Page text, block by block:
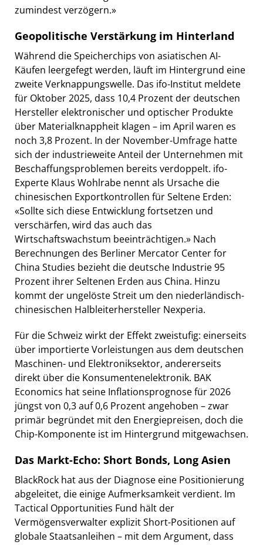
zumindest verzögern.»
Geopolitische Verstärkung im Hinterland
Während die Speicherchips von asiatischen AI-
Käufen leergefegt werden, läuft im Hintergrund eine
zweite Verknappungswelle. Das ifo-Institut meldete
für Oktober 2025, dass 10,4 Prozent der deutschen
Hersteller elektronischer und optischer Produkte
über Materialknappheit klagen – im April waren es
noch 3,8 Prozent. In der November-Umfrage hatte
sich der industrieweite Anteil der Unternehmen mit
Beschaffungsproblemen bereits verdoppelt. ifo-
Experte Klaus Wohlrabe nennt als Ursache die
chinesischen Exportkontrollen für Seltene Erden:
«Sollte sich diese Entwicklung fortsetzen und
verschärfen, wird das auch das
Wirtschaftswachstum beeinträchtigen.» Nach
Berechnungen des Berliner Mercator Center for
China Studies bezieht die deutsche Industrie 95
Prozent ihrer Seltenen Erden aus China. Hinzu
kommt der ungelöste Streit um den niederländisch-
chinesischen Halbleiterhersteller Nexperia.
Für die Schweiz wirkt der Effekt zweistufig: einerseits
über importierte Vorleistungen aus dem deutschen
Maschinen- und Elektroniksektor, andererseits
direkt über die Konsumentenelektronik. BAK
Economics hat seine Inflationsprognose für 2026
jüngst von 0,3 auf 0,6 Prozent angehoben – zwar
primär begründet mit den Energiepreisen, doch die
Chip-Komponente ist im Hintergrund mitgewachsen.
Das Markt-Echo: Short Bonds, Long Asien
BlackRock hat aus der Diagnose eine Positionierung
abgeleitet, die einige Aufmerksamkeit verdient. Im
Tactical Opportunities Fund hält der
Vermögensverwalter explizit Short-Positionen auf
globale Staatsanleihen – mit dem Argument, dass